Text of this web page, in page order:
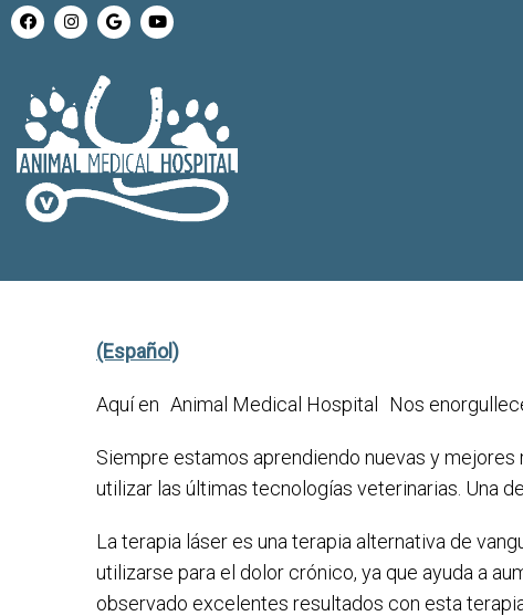
(Español)
Aquí en Animal Medical Hospital Nos
Siempre estamos aprendiendo nuevas y
utilizar las últimas tecnologías veterinarias. Una
La terapia láser es una terapia alternativa de
utilizarse para el dolor crónico, ya que ayuda a
observado excelentes resultados con esta